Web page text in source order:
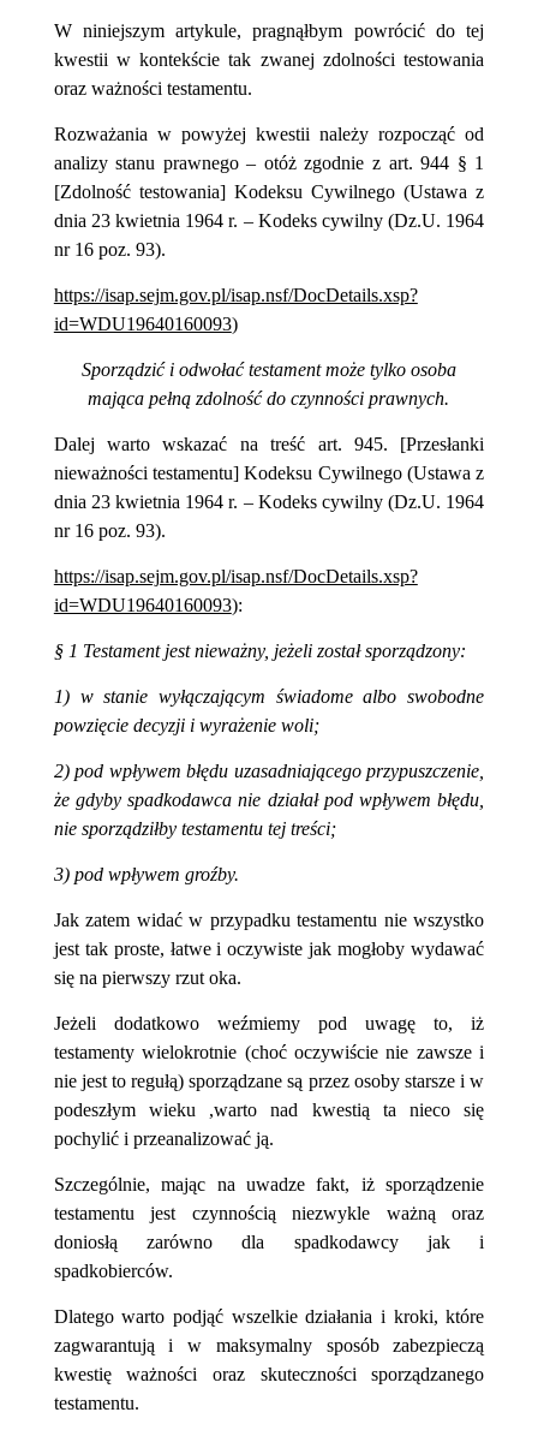
W niniejszym artykule, pragnąłbym powrócić do tej
kwestii w kontekście tak zwanej zdolności testowania
oraz ważności testamentu.
Rozważania w powyżej kwestii należy rozpocząć od
analizy stanu prawnego – otóż zgodnie z art. 944 § 1
[Zdolność testowania] Kodeksu Cywilnego (Ustawa z
dnia 23 kwietnia 1964 r. – Kodeks cywilny (Dz.U. 1964
nr 16 poz. 93).
https://isap.sejm.gov.pl/isap.nsf/DocDetails.xsp?
id=WDU19640160093)
Sporządzić i odwołać testament może tylko osoba
mająca pełną zdolność do czynności prawnych.
Dalej warto wskazać na treść art. 945. [Przesłanki
nieważności testamentu]Kodeksu Cywilnego (Ustawa z
dnia 23 kwietnia 1964 r. – Kodeks cywilny (Dz.U. 1964
nr 16 poz. 93).
https://isap.sejm.gov.pl/isap.nsf/DocDetails.xsp?
id=WDU19640160093):
§ 1 Testament jest nieważny, jeżeli został sporządzony:
1) w stanie wyłączającym świadome albo swobodne
powzięcie decyzji i wyrażenie woli;
2) pod wpływem błędu uzasadniającego przypuszczenie,
że gdyby spadkodawca nie działał pod wpływem błędu,
nie sporządziłby testamentu tej treści;
3) pod wpływem groźby.
Jak zatem widać w przypadku testamentu nie wszystko
jest tak proste, łatwe i oczywiste jak mogłoby wydawać
się na pierwszy rzut oka.
Jeżeli dodatkowo weźmiemy pod uwagę to, iż
testamenty wielokrotnie (choć oczywiście nie zawsze i
nie jest to regułą) sporządzane są przez osoby starsze i w
podeszłym wieku ,warto nad kwestią ta nieco się
pochylić i przeanalizować ją.
Szczególnie, mając na uwadze fakt, iż sporządzenie
testamentu jest czynnością niezwykle ważną oraz
doniosłą zarówno dla spadkodawcy jak i
spadkobierców.
Dlatego warto podjąć wszelkie działania i kroki, które
zagwarantują i w maksymalny sposób zabezpieczą
kwestię ważności oraz skuteczności sporządzanego
testamentu.